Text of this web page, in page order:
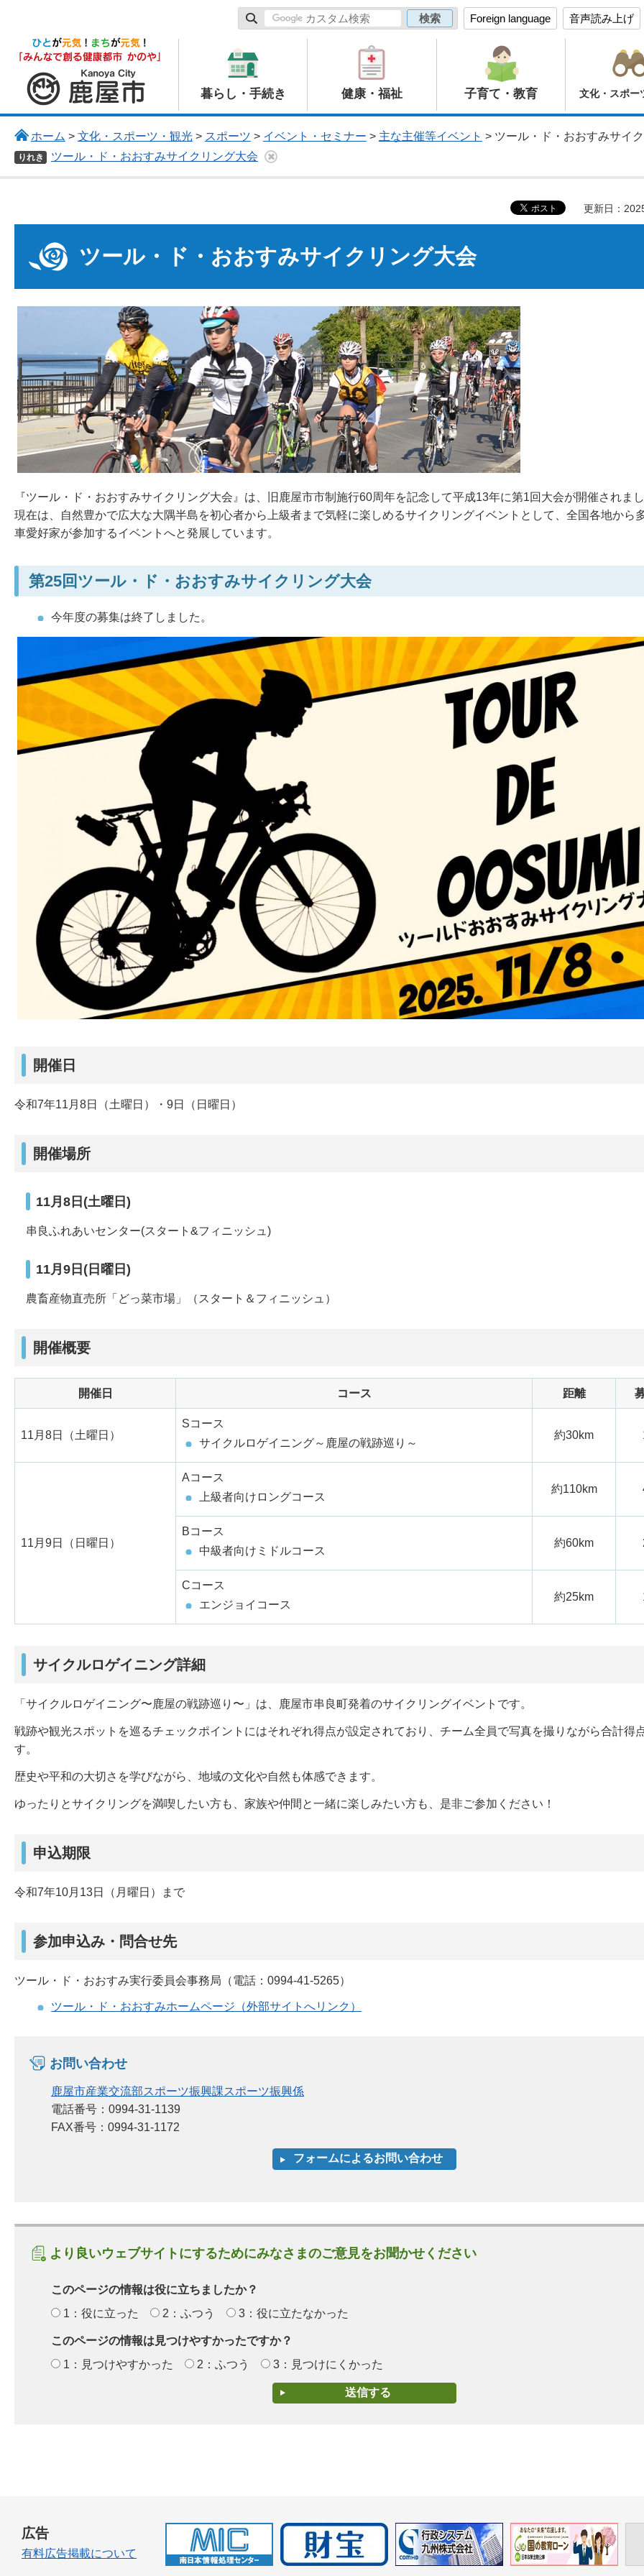
Foreign language 音声読み上げ
鹿屋市
暮らし・手続き 健康・福祉 子育て・教育 文化・スポー
ホーム > 文化・スポーツ・観光> スポーツ > イベント・セミナー > 主な主催等イベント > ツール・ド・おおすみサイ
りれき ツール・ド・おおすみサイクリング大会
更新日：
ツール・ド・おおすみサイクリング大会
『ツール・ド・おおすみサイクリング大会』は、旧鹿屋市市制施行60周年を記念して平成13年に第1回大会が開催されまし
現在は、自然豊かで広大な大隅半島を初心者から上級者まで気軽に楽しめるサイクリングイベントとして、全国各地から
車愛好家が参加するイベントへと発展しています。
第25回ツール・ド・おおすみサイクリング大会
今年度の募集は終了しました。
開催日
令和7年11月8日（土曜日）・9日（日曜日）
開催場所
11月8日(土曜日)
串良ふれあいセンター(スタート&フィニッシュ)
11月9日(日曜日)
農畜産物直売所「どっ菜市場」（スタート＆フィニッシュ）
開催概要
開催日 コース 距離
11月8日（土曜日）
Sコース
サイクルロゲイニング～鹿屋の戦跡巡り～
約30km
11月9日（日曜日）
Aコース
上級者向けロングコース
約110km
Bコース
中級者向けミドルコース
約60km
Cコース
エンジョイコース
約25km
サイクルロゲイニング詳細
「サイクルロゲイニング〜鹿屋の戦跡巡り〜」は、鹿屋市串良町発着のサイクリングイベントです。
戦跡や観光スポットを巡るチェックポイントにはそれぞれ得点が設定されており、チーム全員で写真を撮りながら合計得
す。
歴史や平和の大切さを学びながら、地域の文化や自然も体感できます。
ゆったりとサイクリングを満喫したい方も、家族や仲間と一緒に楽しみたい方も、是非ご参加ください！
申込期限
令和7年10月13日（月曜日）まで
参加申込み・問合せ先
ツール・ド・おおすみ実行委員会事務局（電話：0994-41-5265）
ツール・ド・おおすみホームページ（外部サイトへリンク）
お問い合わせ
鹿屋市産業交流部スポーツ振興課スポーツ振興係
電話番号：0994-31-1139
FAX番号：0994-31-1172
より良いウェブサイトにするためにみなさまのご意見をお聞かせください
このページの情報は役に立ちましたか？
1：役に立った
2：ふつう 3：役に立たなかった
このページの情報は見つけやすかったですか？
1：見つけやすかった
2：ふつう 3：見つけにくかった
広告
有料広告掲載について